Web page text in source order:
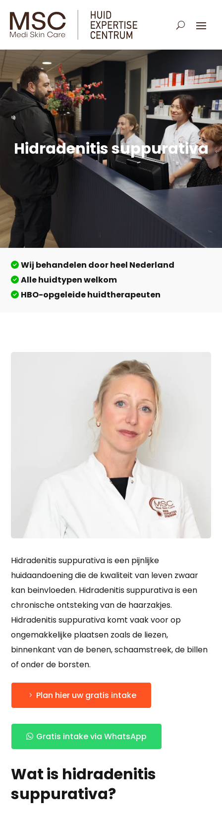
Hidradenitis suppurativa
Wij behandelen door heel Nederland
Alle huidtypen welkom
HBO-opgeleide huidtherapeuten
Hidradenitis suppurativa is een pijnlijke
huidaandoening die de kwaliteit van leven zwaar
kan beinvloeden. Hidradenitis suppurativa is een
chronische ontsteking van de haarzakjes.
Hidradenitis suppurativa komt vaak voor op
ongemakkelijke plaatsen zoals de liezen,
binnenkant van de benen, schaamstreek, de billen
of onder de borsten.
Plan hier uw gratis intake
Gratis intake via WhatsApp
Wat is hidradenitis
suppurativa?